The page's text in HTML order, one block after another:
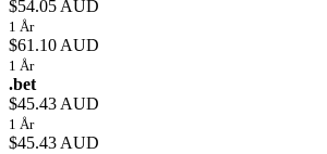
$54.05 AUD
1 År
$61.10 AUD
1 År
.bet
$45.43 AUD
1 År
$45.43 AUD